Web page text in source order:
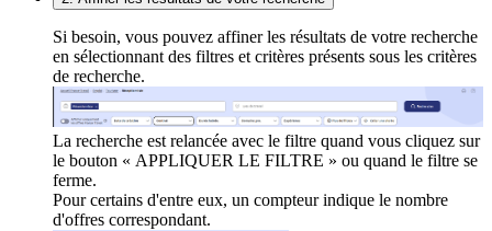
Si besoin, vous pouvez affiner les résultats de votre recherche
en sélectionnant des filtres et critères présents sous les critères
de recherche.
La recherche est relancée avec le filtre quand vous cliquez sur
le bouton « APPLIQUER LE FILTRE » ou quand le filtre se
ferme.
Pour certains d'entre eux, un compteur indique le nombre
d'offres correspondant.